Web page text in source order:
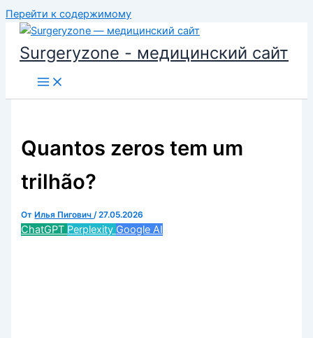
Перейти к содержимому
Surgeryzone - медицинский сайт
Quantos zeros tem um
trilhão?
От Илья Пигович/27.05.2026
ChatGPT Perplexity Google AI